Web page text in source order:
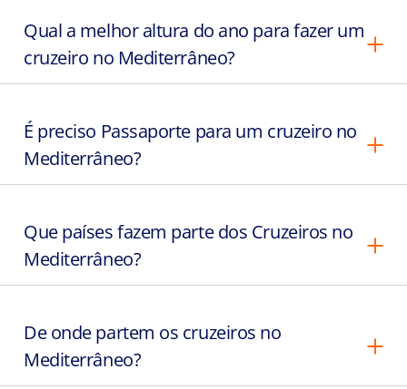
Qual a melhor altura do ano para fazer um
cruzeiro no Mediterrâneo?
É preciso Passaporte para um cruzeiro no
Mediterrâneo?
Que países fazem parte dos Cruzeiros no
Mediterrâneo?
De onde partem os cruzeiros no
Mediterrâneo?